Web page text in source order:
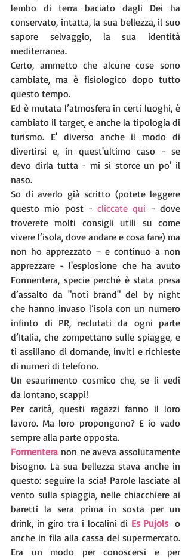
lembo di terra baciato dagli Dei ha
conservato, intatta, la sua bellezza, il suo
sapore selvaggio, la sua identità
mediterranea.
Certo, ammetto che alcune cose sono
cambiate, ma è fisiologico dopo tutto
questo tempo.
Ed è mutata l’atmosfera in certi luoghi, è
cambiato il target, e anche la tipologia di
turismo. E' diverso anche il modo di
divertirsi e, in quest'ultimo caso - se
devo dirla tutta - mi si storce un po' il
naso.
So di averlo già scritto (potete leggere
questo mio post - cliccate qui - dove
troverete molti consigli utili su come
vivere l’isola, dove andare e cosa fare) ma
non ho apprezzato – e continuo a non
apprezzare - l'esplosione che ha avuto
Formentera, specie perché è stata presa
d’assalto da "noti brand" del by night
che hanno invaso l’isola con un numero
infinto di PR, reclutati da ogni parte
d’Italia, che zompettano sulle spiagge, e
ti assillano di domande, inviti e richieste
di numeri di telefono.
Un esaurimento cosmico che, se li vedi
da lontano, scappi!
Per carità, questi ragazzi fanno il loro
lavoro. Ma loro propongono? E io vado
sempre alla parte opposta.
Formentera non ne aveva assolutamente
bisogno. La sua bellezza stava anche in
questo: seguire la scia! Parole lasciate al
vento sulla spiaggia, nelle chiacchiere ai
baretti la sera prima in sosta per un
drink, in giro tra i localini di Es Pujols
  o
anche in fila alla cassa del supermercato.
Era un modo per conoscersi e per